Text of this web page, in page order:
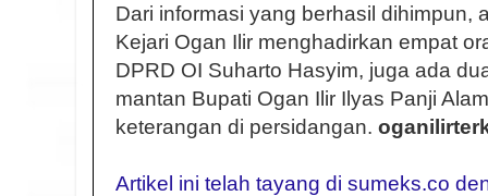
Dari informasi yang berhasil dihimpun,
Kejari Ogan Ilir menghadirkan empat
DPRD OI Suharto Hasyim, juga ada
mantan Bupati Ogan Ilir Ilyas Panji
keterangan di persidangan.
Artikel ini telah tayang di sumeks.co